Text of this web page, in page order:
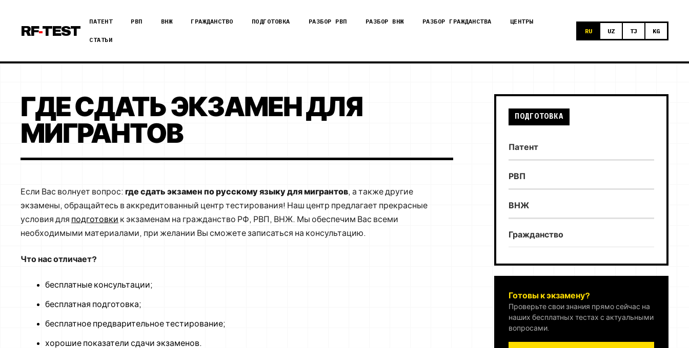
RF-TEST
ПАТЕНТ РВП ВНЖ ГРАЖДАНСТВО ПОДГОТОВКА РАЗБОР РВП РАЗБОР ВНЖ РАЗБОР ГРАЖДАНСТВА ЦЕНТРЫ
СТАТЬИ
RU UZ TJ KG
ГДЕ СДАТЬ ЭКЗАМЕН ДЛЯ
МИГРАНТОВ
Если Вас волнует вопрос: где сдать экзамен по русскому языку для мигрантов, а также другие
экзамены, обращайтесь в аккредитованный центр тестирования! Наш центр предлагает прекрасные
условия для подготовки к экзаменам на гражданство РФ, РВП, ВНЖ. Мы обеспечим Вас всеми
необходимыми материалами, при желании Вы сможете записаться на консультацию.
Что нас отличает?
бесплатные консультации;
бесплатная подготовка;
бесплатное предварительное тестирование;
хорошие показатели сдачи экзаменов.
ПОДГОТОВКА
Патент
РВП
ВНЖ
Гражданство
Готовы к экзамену?
Проверьте свои знания прямо сейчас на
наших бесплатных тестах с актуальными
вопросами.